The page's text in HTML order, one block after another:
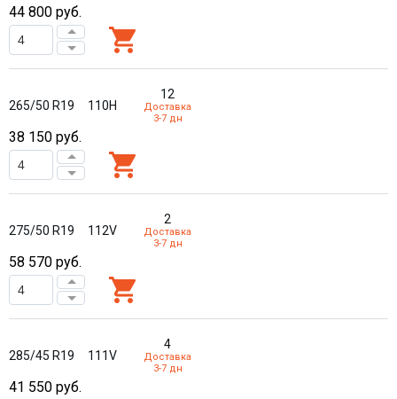
44 800 руб.
265/50 R19 110H
12
Доставка
3-7 дн
38 150 руб.
275/50 R19 112V
2
Доставка
3-7 дн
58 570 руб.
285/45 R19 111V
4
Доставка
3-7 дн
41 550 руб.